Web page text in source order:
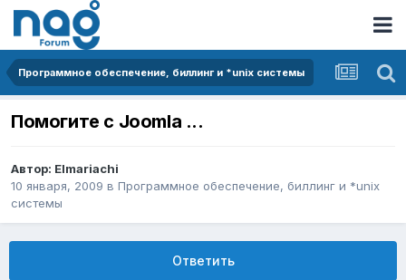
Программное обеспечение, биллинг и *unix системы
Помогите с Joomla ...
Автор: Elmariachi
10 января, 2009 в Программное обеспечение, биллинг и *unix
системы
Ответить